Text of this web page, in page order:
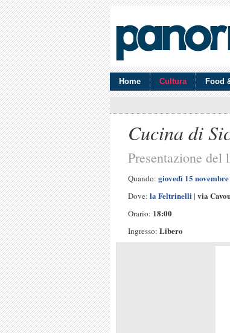
Home Cultura Food
Cucina di
Presentazione
Quando: giovedì 15
Dove: la Feltrinelli| via
Orario: 18:00
Ingresso: Libero